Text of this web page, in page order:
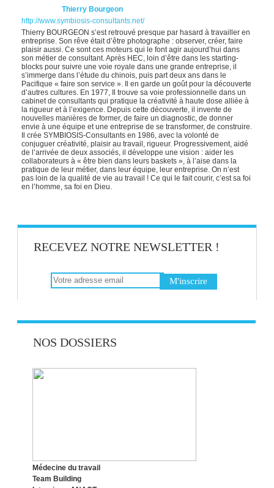
Thierry Bourgeon
http://www.symbiosis-consultants.net/
Thierry BOURGEON s’est retrouvé presque par hasard à travailler en
entreprise. Son rêve était d’être photographe : observer, créer, faire
plaisir aussi. Ce sont ces moteurs qui le font agir aujourd’hui dans
son métier de consultant. Après HEC, loin d’être dans les starting-
blocks pour suivre une voie royale dans une grande entreprise, il
s’immerge dans l’étude du chinois, puis part deux ans dans le
Pacifique « faire son service ». Il en garde un goût pour la découverte
d’autres cultures. En 1977, Il trouve sa voie professionnelle dans un
cabinet de consultants qui pratique la créativité à haute dose alliée à
la rigueur et à l’exigence. Depuis cette découverte, il invente de
nouvelles manières de former, de faire un diagnostic, de donner
envie à une équipe et une entreprise de se transformer, de construire.
Il crée SYMBIOSIS-Consultants en 1986, avec la volonté de
conjuguer créativité, plaisir au travail, rigueur. Progressivement, aidé
de l’arrivée de deux associés, il développe une vision : aider les
collaborateurs à « être bien dans leurs baskets », à l’aise dans la
pratique de leur métier, dans leur équipe, leur entreprise. On n’est
pas loin de la qualité de vie au travail ! Ce qui le fait courir, c’est sa foi
en l’homme, sa foi en Dieu.
RECEVEZ NOTRE NEWSLETTER !
NOS DOSSIERS
Médecine du travail
Team Building